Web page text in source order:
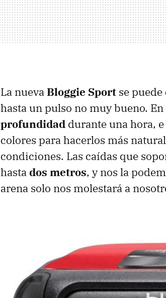
La nuevaBloggie Sport se
hasta un pulso no muy bueno.
profundidad durante una hora,
colores para hacerlos más
condiciones. Las caídas que
hastados metros, y nos la
arena solo nos molestará a